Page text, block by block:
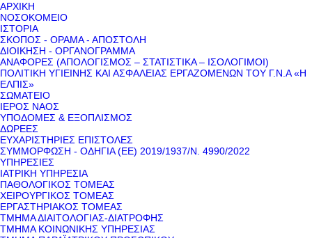
ΑΡΧΙΚΗ
ΝΟΣΟΚΟΜΕΙΟ
ΙΣΤΟΡΙΑ
ΣΚΟΠΟΣ - ΟΡΑΜΑ - ΑΠΟΣΤΟΛΗ
ΔΙΟΙΚΗΣΗ - ΟΡΓΑΝΟΓΡΑΜΜΑ
ΑΝΑΦΟΡΕΣ (ΑΠΟΛΟΓΙΣΜΟΣ – ΣΤΑΤΙΣΤΙΚΑ – ΙΣΟΛΟΓΙΜΟΙ)
ΠΟΛΙΤΙΚΗ ΥΓΙΕΙΝΗΣ ΚΑΙ ΑΣΦΑΛΕΙΑΣ ΕΡΓΑΖΟΜΕΝΩΝ ΤΟΥ Γ.Ν.Α «Η
ΕΛΠΙΣ»
ΣΩΜΑΤΕΙΟ
ΙΕΡΟΣ ΝΑΟΣ
ΥΠΟΔΟΜΕΣ & ΕΞΟΠΛΙΣΜΟΣ
ΔΩΡΕΕΣ
ΕΥΧΑΡΙΣΤΗΡΙΕΣ ΕΠΙΣΤΟΛΕΣ
ΣΥΜΜΟΡΦΩΣΗ - ΟΔΗΓΙΑ (ΕΕ) 2019/1937/Ν. 4990/2022
ΥΠΗΡΕΣΙΕΣ
ΙΑΤΡΙΚΗ ΥΠΗΡΕΣΙΑ
ΠΑΘΟΛΟΓΙΚΟΣ ΤΟΜΕΑΣ
ΧΕΙΡΟΥΡΓΙΚΟΣ ΤΟΜΕΑΣ
ΕΡΓΑΣΤΗΡΙΑΚΟΣ ΤΟΜΕΑΣ
ΤΜΗΜΑ ΔΙΑΙΤΟΛΟΓΙΑΣ-ΔΙΑΤΡΟΦΗΣ
ΤΜΗΜΑ ΚΟΙΝΩΝΙΚΗΣ ΥΠΗΡΕΣΙΑΣ